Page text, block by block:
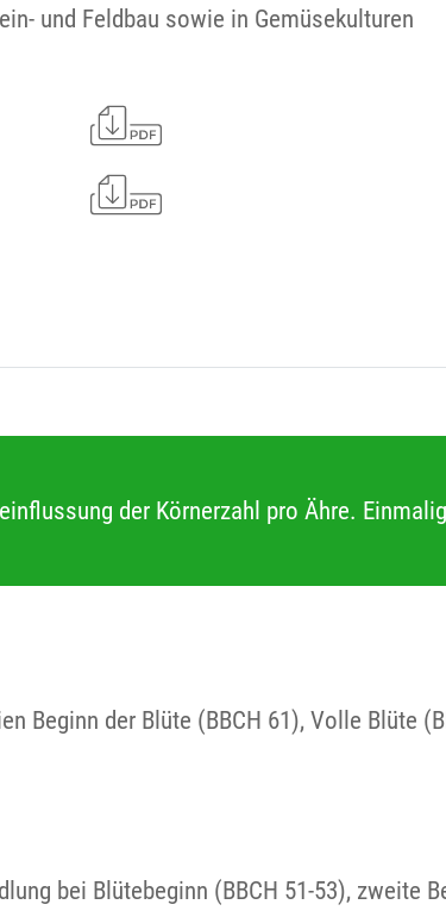
und Feldbau sowie in Gemüsekulturen
der Körnerzahl pro Ähre.
Beginn der Blüte (BBCH 61), Volle Blüte
bei Blütebeginn (BBCH 51-53), zweite